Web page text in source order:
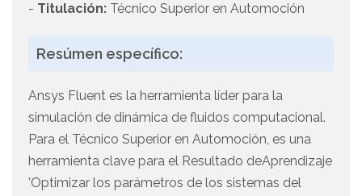
- Titulación: Técnico Superior en Automoción
Resúmen específico:
Ansys Fluent es la herramienta líder para la
simulación de dinámica de fluidos computacional.
Para el Técnico Superior en Automoción, es una
herramienta clave para el Resultado deAprendizaje
'Optimizar los parámetros de los sistemas del